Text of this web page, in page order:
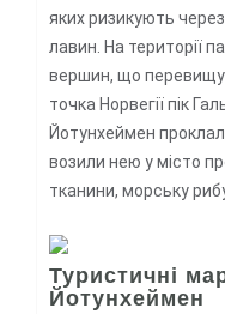
яких ризикують
лавин. На території
вершин, що
точка Норвегії пік
Йотунхеймен
возили нею у місто
тканини, морську
Туристичні
Йотунхеймен